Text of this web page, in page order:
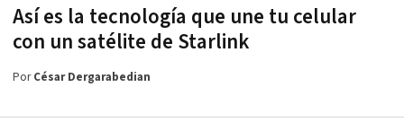
Así es la tecnología que une tu celular
con un satélite de Starlink
PorCésar Dergarabedian